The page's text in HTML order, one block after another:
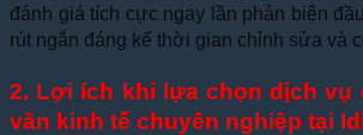
đánh giá tích cực ngay lần phản biện
rút ngắn đáng kể thời gian chỉnh sửa và
2. Lợi ích khi lựa chọn dịch vụ
văn kinh tế chuyên nghiệp tại